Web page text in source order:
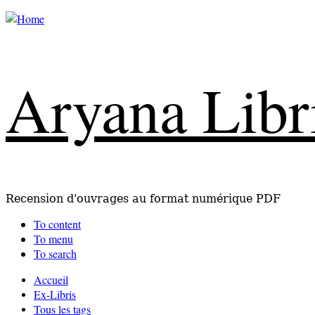
Aryana
Recension d'ouvrages au format numérique PDF
To content
To menu
To search
Accueil
Ex-Libris
Tous les tags